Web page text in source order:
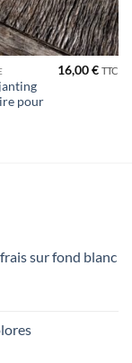
pour
16,00€ TTC
sur fond blanc